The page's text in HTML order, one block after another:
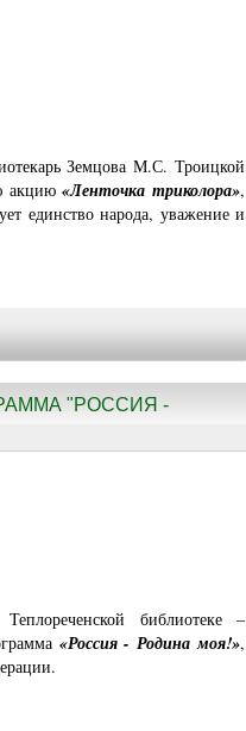
Земцова М.С. Троицкой
акцию«Ленточка триколора»,
единство народа, уважение и
"РОССИЯ -
библиотеке –
«Россия - Родина моя!»,